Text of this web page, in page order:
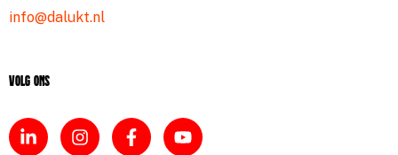
info@dalukt.nl
Volg ons